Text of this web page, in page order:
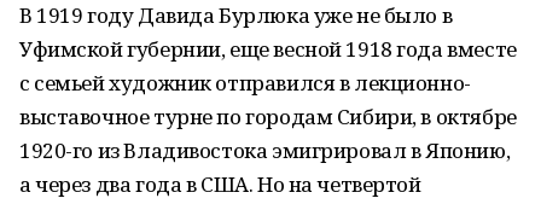
В 1919 году Давида Бурлюка уже не было в
Уфимской губернии, еще весной 1918 года вместе
с семьей художник отправился в лекционно-
выставочное турне по городам Сибири, в октябре
1920-го из Владивостока эмигрировал в Японию,
а через два года в США. Но на четвертой